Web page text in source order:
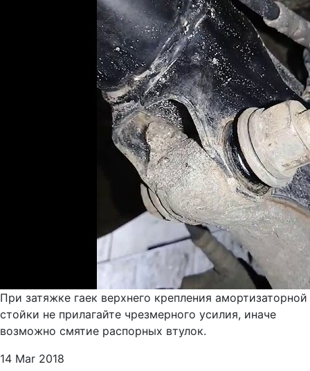
При затяжке гаек верхнего крепления амортизаторной
стойки не прилагайте чрезмерного усилия, иначе
возможно смятие распорных втулок.
14 Mar 2018